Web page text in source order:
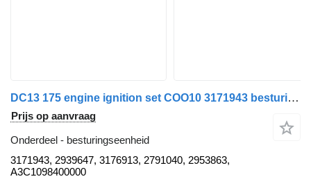
DC13 175 engine ignition set COO10 3171943 besturingseenheid voor Scania R460 trekker
Prijs op aanvraag
Onderdeel - besturingseenheid
3171943, 2939647, 3176913, 2791040, 2953863,
A3C1098400000